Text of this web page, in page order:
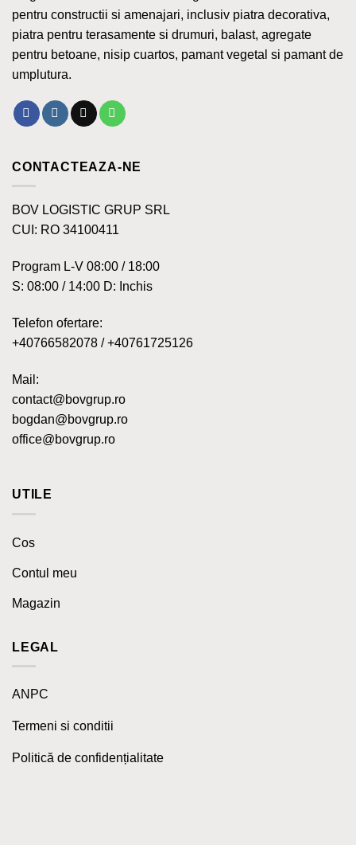
pentru constructii si amenajari, inclusiv piatra decorativa,
piatra pentru terasamente si drumuri, balast, agregate
pentru betoane, nisip cuartos, pamant vegetal si pamant de
umplutura.
CONTACTEAZA-NE
BOV LOGISTIC GRUP SRL
CUI: RO 34100411
Program L-V 08:00 / 18:00
S: 08:00 / 14:00 D: Inchis
Telefon ofertare:
+40766582078 / +40761725126
Mail:
contact@bovgrup.ro
bogdan@bovgrup.ro
office@bovgrup.ro
UTILE
Cos
Contul meu
Magazin
LEGAL
ANPC
Termeni si conditii
Politică de confidențialitate